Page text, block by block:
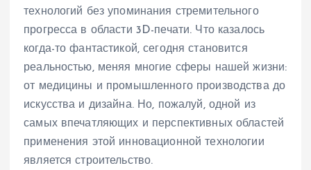
технологий без упоминания стремительного
прогресса в области 3D-печати. Что казалось
когда-то фантастикой, сегодня становится
реальностью, меняя многие сферы нашей жизни:
от медицины и промышленного производства до
искусства и дизайна. Но, пожалуй, одной из
самых впечатляющих и перспективных областей
применения этой инновационной технологии
является строительство.